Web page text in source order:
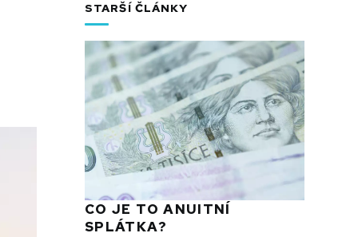
STARŠÍ ČLÁNKY
CO JE TO ANUITNÍ
SPLÁTKA?